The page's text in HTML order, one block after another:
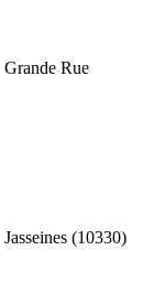
Grande Rue
Jasseines (10330)